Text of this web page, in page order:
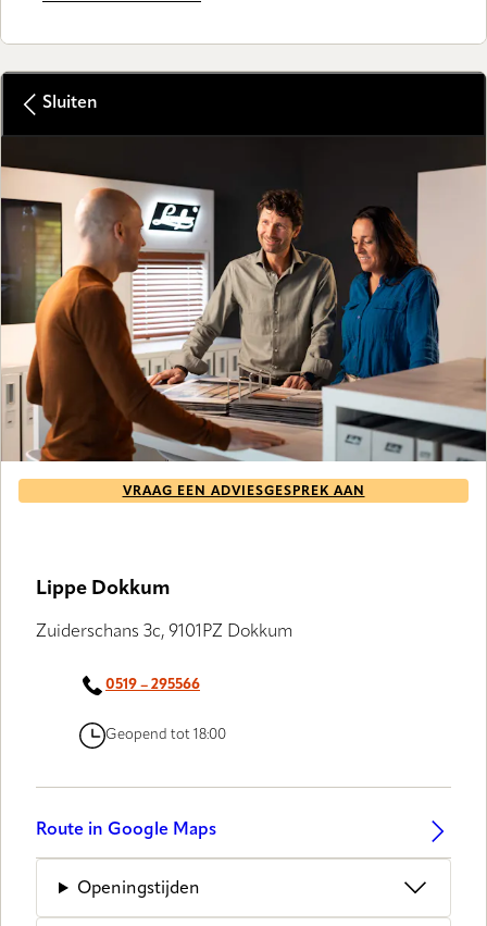
Sluiten
VRAAG EEN ADVIESGESPREK AAN
Lippe Dokkum
Zuiderschans 3c, 9101PZ Dokkum
0519 – 295566
Geopend tot 18:00
Route in Google Maps
Openingstijden